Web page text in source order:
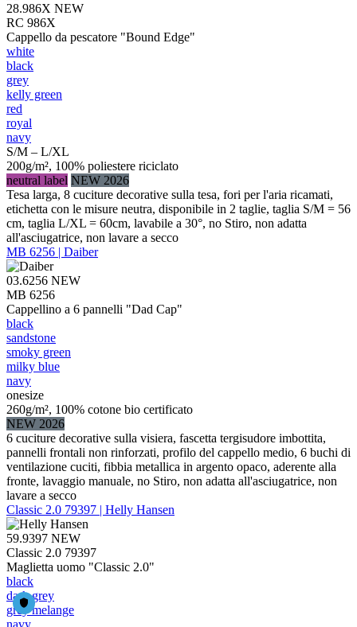
28.986X NEW
RC 986X
Cappello da pescatore "Bound Edge"
white
black
grey
kelly green
red
royal
navy
S/M – L/XL
200g/m², 100% poliestere riciclato
neutral label NEW 2026
Tesa larga, 8 cuciture decorative sulla tesa, fori per l'aria ricamati,
etichetta con le misure neutra, disponibile in 2 taglie, taglia S/M = 56
cm, taglia L/XL = 60cm, lavabile a 30°, no Stiro, non adatta
all'asciugatrice, non lavare a secco
MB 6256 | Daiber
03.6256 NEW
MB 6256
Cappellino a 6 pannelli "Dad Cap"
black
sandstone
smoky green
milky blue
navy
onesize
260g/m², 100% cotone bio certificato
NEW 2026
6 cuciture decorative sulla visiera, fascetta tergisudore imbottita,
pannelli frontali non rinforzati, profilo del cappello medio, 6 buchi di
ventilazione cuciti, fibbia metallica in argento opaco, aderente alla
fronte, lavaggio manuale, no Stiro, non adatta all'asciugatrice, non
lavare a secco
Classic 2.0 79397 | Helly Hansen
59.9397 NEW
Classic 2.0 79397
Maglietta uomo "Classic 2.0"
black
dark grey
grey melange
navy